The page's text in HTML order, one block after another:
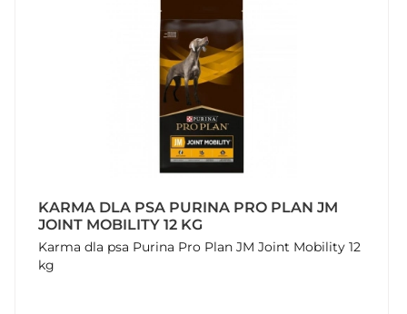
KARMA DLA PSA PURINA PRO PLAN JM
JOINT MOBILITY 12 KG
Karma dla psa Purina Pro Plan JM Joint Mobility 12
kg